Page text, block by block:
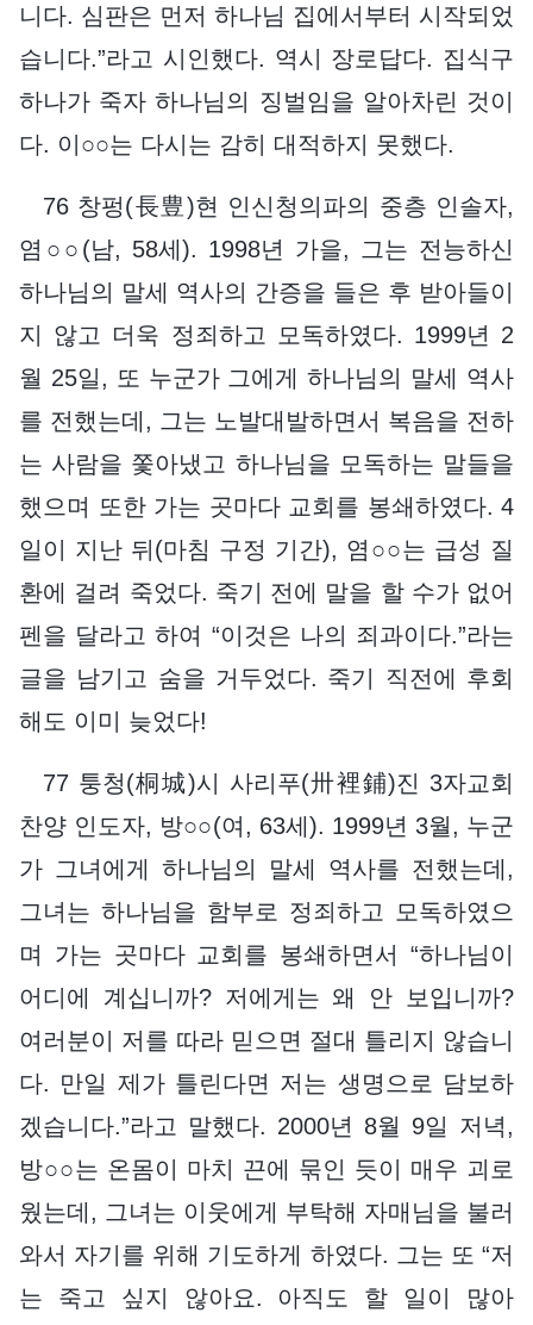
니다. 심판은 먼저 하나님 집에서부터 시작되었
습니다.”라고 시인했다. 역시 장로답다. 집식구
하나가 죽자 하나님의 징벌임을 알아차린 것이
다. 이○○는 다시는 감히 대적하지 못했다.
76 창펑(長豊)현 인신청의파의 중층 인솔자,
염○○(남, 58세). 1998년 가을, 그는 전능하신
하나님의 말세 역사의 간증을 들은 후 받아들이
지 않고 더욱 정죄하고 모독하였다. 1999년 2
월 25일, 또 누군가 그에게 하나님의 말세 역사
를 전했는데, 그는 노발대발하면서 복음을 전하
는 사람을 쫓아냈고 하나님을 모독하는 말들을
했으며 또한 가는 곳마다 교회를 봉쇄하였다. 4
일이 지난 뒤(마침 구정 기간), 염○○는 급성 질
환에 걸려 죽었다. 죽기 전에 말을 할 수가 없어
펜을 달라고 하여 “이것은 나의 죄과이다.”라는
글을 남기고 숨을 거두었다. 죽기 직전에 후회
해도 이미 늦었다!
77 퉁청(桐城)시 사리푸(卅裡鋪)진 3자교회
찬양 인도자, 방○○(여, 63세). 1999년 3월, 누군
가 그녀에게 하나님의 말세 역사를 전했는데,
그녀는 하나님을 함부로 정죄하고 모독하였으
며 가는 곳마다 교회를 봉쇄하면서 “하나님이
어디에 계십니까? 저에게는 왜 안 보입니까?
여러분이 저를 따라 믿으면 절대 틀리지 않습니
다. 만일 제가 틀린다면 저는 생명으로 담보하
겠습니다.”라고 말했다. 2000년 8월 9일 저녁,
방○○는 온몸이 마치 끈에 묶인 듯이 매우 괴로
웠는데, 그녀는 이웃에게 부탁해 자매님을 불러
와서 자기를 위해 기도하게 하였다. 그는 또 “저
는 죽고 싶지 않아요. 아직도 할 일이 많아